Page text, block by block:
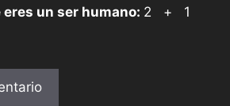
un ser humano: 2 + 1